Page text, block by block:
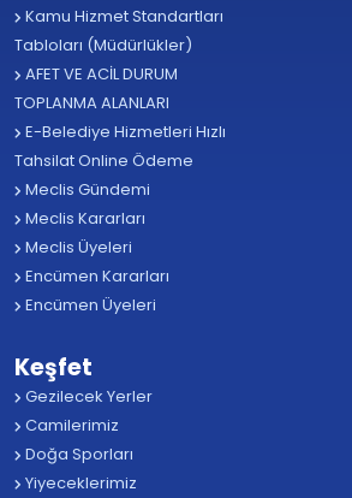
Kamu Hizmet Standartları
Tabloları (Müdürlükler)
AFET VE ACİL DURUM
TOPLANMA ALANLARI
E-Belediye Hizmetleri Hızlı
Tahsilat Online Ödeme
Meclis Gündemi
Meclis Kararları
Meclis Üyeleri
Encümen Kararları
Encümen Üyeleri
Keşfet
Gezilecek Yerler
Camilerimiz
Doğa Sporları
Yiyeceklerimiz